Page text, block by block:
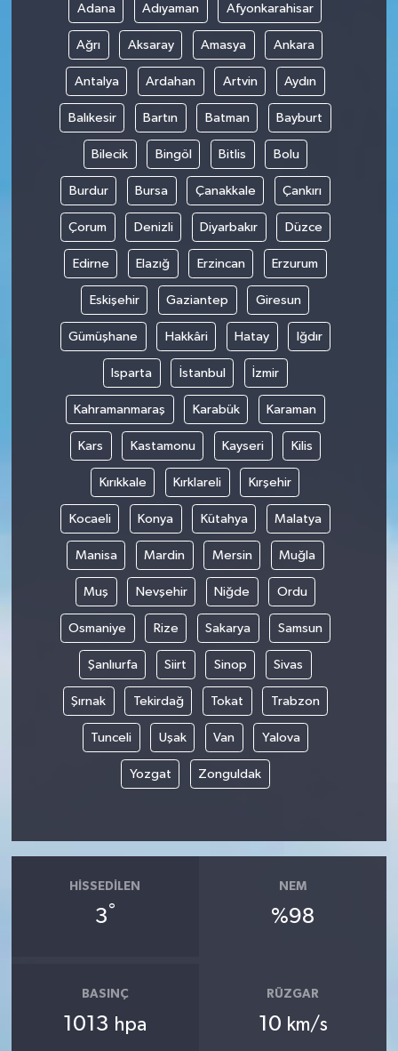
Adana Adıyaman Afyonkarahisar
Ağrı Aksaray Amasya Ankara
Antalya Ardahan Artvin Aydın
Balıkesir Bartın Batman Bayburt
Bilecik Bingöl Bitlis Bolu
Burdur Bursa Çanakkale Çankırı
Çorum Denizli Diyarbakır Düzce
Edirne Elazığ Erzincan Erzurum
Eskişehir Gaziantep Giresun
Gümüşhane Hakkâri Hatay Iğdır
Isparta İstanbul İzmir
Kahramanmaraş Karabük Karaman
Kars Kastamonu Kayseri Kilis
Kırıkkale Kırklareli Kırşehir
Kocaeli Konya Kütahya Malatya
Manisa Mardin Mersin Muğla
Muş Nevşehir Niğde Ordu
Osmaniye Rize Sakarya Samsun
Şanlıurfa Siirt Sinop Sivas
Şırnak Tekirdağ Tokat Trabzon
Tunceli Uşak Van Yalova
Yozgat Zonguldak
HISSEDILEN
3°
NEM
%98
BASINÇ
1013 hpa
RÜZGAR
10 km/s